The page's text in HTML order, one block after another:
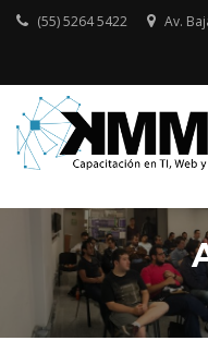
Skip
(55) 5264 5422 Av.